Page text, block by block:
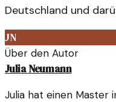
Deutschland und
JN
Über den Autor
Julia Neumann
Julia hat einen Master